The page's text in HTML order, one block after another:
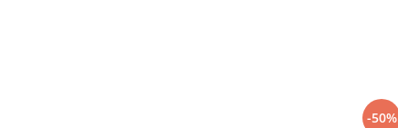
-50%